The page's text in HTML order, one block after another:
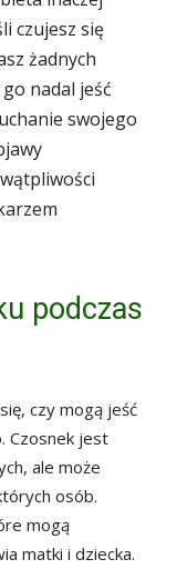
czujesz się
żadnych
nadal jeść
swojego
podczas
czy mogą jeść
Czosnek jest
ale może
osób.
mogą
matki i dziecka.